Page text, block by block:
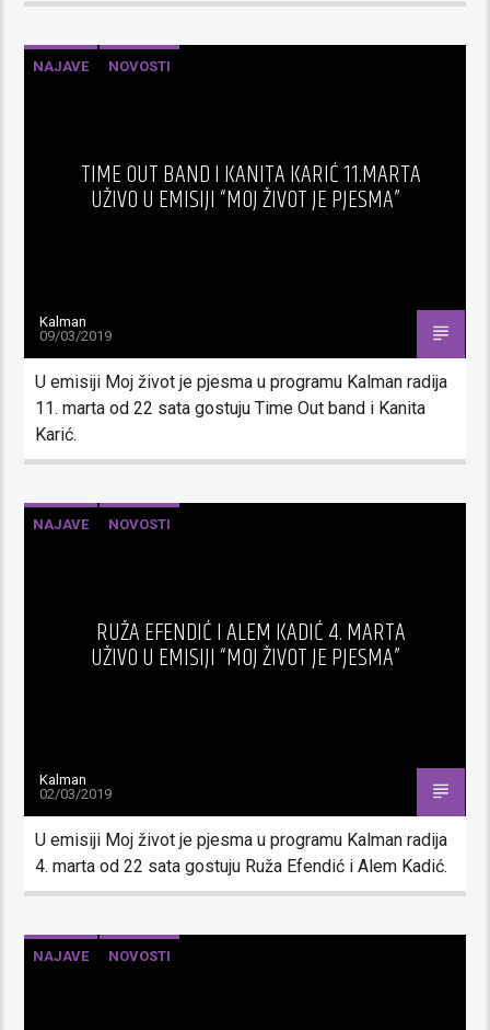
NAJAVE NOVOSTI
TIME OUT BAND I KANITA KARIĆ 11.MARTA
UŽIVO U EMISIJI “MOJ ŽIVOT JE PJESMA”
Kalman
09/03/2019
U emisiji Moj život je pjesma u programu Kalman radija
11. marta od 22 sata gostuju Time Out band i Kanita
Karić.
NAJAVE NOVOSTI
RUŽA EFENDIĆ I ALEM KADIĆ 4. MARTA
UŽIVO U EMISIJI “MOJ ŽIVOT JE PJESMA”
Kalman
02/03/2019
U emisiji Moj život je pjesma u programu Kalman radija
4. marta od 22 sata gostuju Ruža Efendić i Alem Kadić.
NAJAVE NOVOSTI